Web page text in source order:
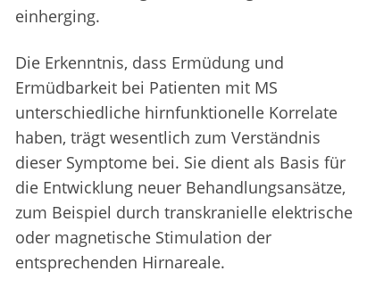
einherging.
Die Erkenntnis, dass Ermüdung und
Ermüdbarkeit bei Patienten mit MS
unterschiedliche hirnfunktionelle Korrelate
haben, trägt wesentlich zum Verständnis
dieser Symptome bei. Sie dient als Basis für
die Entwicklung neuer Behandlungsansätze,
zum Beispiel durch transkranielle elektrische
oder magnetische Stimulation der
entsprechenden Hirnareale.